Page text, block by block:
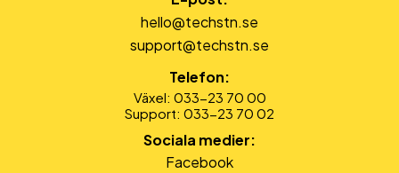
hello@techstn.se
support@techstn.se
Telefon:
Växel: 033-23 70 00
Support: 033-23 70 02
Sociala medier:
Facebook